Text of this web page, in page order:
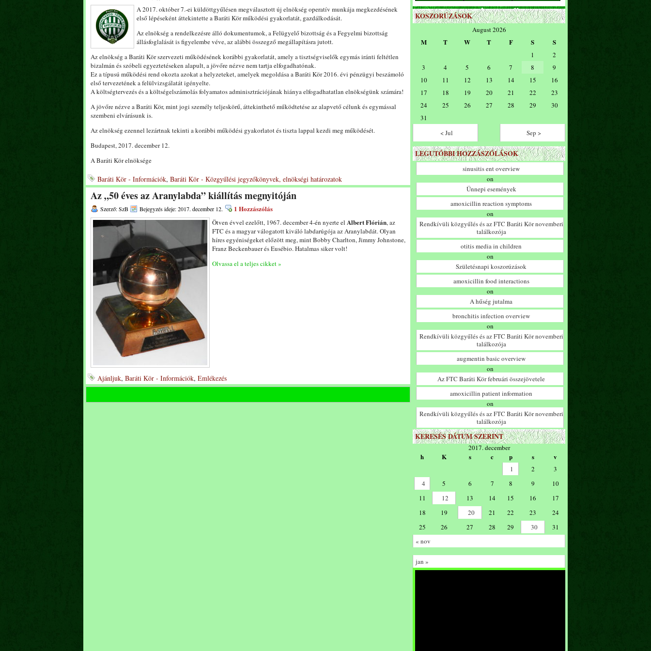
A 2017. október 7.-ei küldöttgyűlésen megválasztott új elnökség operatív munkája megkezdésének
első lépéseként áttekintette a Baráti Kör működési gyakorlatát, gazdálkodását.
Az elnökség a rendelkezésre álló dokumentumok, a Felügyelő bizottság és a Fegyelmi bizottság
állásfoglalását is figyelembe véve, az alábbi összegző megállapításra jutott.
Az elnökség a Baráti Kör szervezeti működésének korábbi gyakorlatát, amely a tisztségviselők egymás iránti feltétlen
bizalmán és szóbeli egyeztetéseken alapult, a jövőre nézve nem tartja elfogadhatónak.
Ez a típusú működési rend okozta azokat a helyzeteket, amelyek megoldása a Baráti Kör 2016. évi pénzügyi beszámoló
első tervezetének a felülvizsgálatát igényelte.
A költségtervezés és a költségelszámolás folyamatos adminisztrációjának hiánya elfogadhatatlan elnökségünk számára!
A jövőre nézve a Baráti Kör, mint jogi személy teljeskörű, áttekinthető működtetése az alapvető célunk és egymással
szembeni elvárásunk is.
Az elnökség ezennel lezártnak tekinti a korábbi működési gyakorlatot és tiszta lappal kezdi meg működését.
Budapest, 2017. december 12.
A Baráti Kör elnöksége
Baráti Kör - Információk, Baráti Kör - Közgyűlési jegyzőkönyvek, elnökségi határozatok
Az „50 éves az Aranylabda” kiállítás megnyitóján
Szerző: SzB Bejegyzés ideje: 2017. december 12. 1 Hozzászólás
Ötven évvel ezelőtt, 1967. december 4-én nyerte el Albert Flórián, az
FTC és a magyar válogatott kiváló labdarúgója az Aranylabdát. Olyan
híres egyéniségeket előzött meg, mint Bobby Charlton, Jimmy Johnstone,
Franz Beckenbauer és Eusébio. Hatalmas siker volt!
Olvassa el a teljes cikket »
Ajánljuk, Baráti Kör - Információk, Emlékezés
KOSZORÚZÁSOK
August 2026
M T W T F S S
1
2
3
4 5 6 7 8
9
10
11 12 13 14 15
16
17
18 19 20 21 22
23
24
25 26 27 28 29
30
31
< Jul
Sep >
LEGUTÓBBI HOZZÁSZÓLÁSOK
sinusitis ent overview
on
Ünnepi események
amoxicillin reaction symptoms
on
Rendkívüli közgyűlés és az FTC Baráti Kör novemberi
találkozója
otitis media in children
on
Születésnapi koszorúzások
amoxicillin food interactions
on
A hűség jutalma
bronchitis infection overview
on
Rendkívüli közgyűlés és az FTC Baráti Kör novemberi
találkozója
augmentin basic overview
on
Az FTC Baráti Kör februári összejövetele
amoxicillin patient information
on
Rendkívüli közgyűlés és az FTC Baráti Kör novemberi
találkozója
KERESÉS DÁTUM SZERINT
2017. december
h K s c p s v
1 2
3
4
5 6 7 8 9
10
11
12 13 14 15 16
17
18
19 20 21 22 23
24
25
26 27 28 29 30
31
« nov
jan »